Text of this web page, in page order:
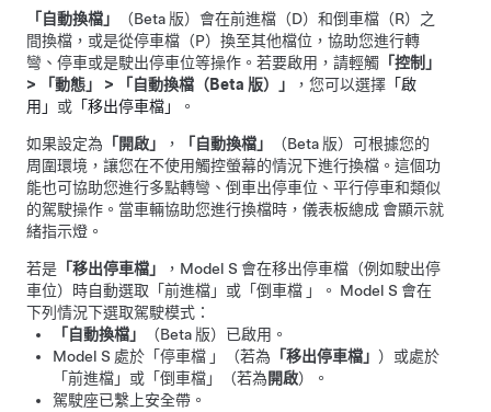
「自動換檔」
（Beta 版）會在前進檔（D）和倒車檔（R）之
間換檔，或是從停車檔（P）換至其他檔位，協助您進行轉
彎、停車或是駛出停車位等操作。若要啟用，請輕觸 「控制」
>
「動態」 > 「自動換檔（Beta 版）」 ，您可以選擇 「啟
用」 或 「移出停車檔」 。
如果設定為 「開啟」 ， 「自動換檔」
（Beta 版）可根據您的
周圍環境，讓您在不使用觸控螢幕的情況下進行換檔。這個功
能也可協助您進行多點轉彎、倒車出停車位、平行停車和類似
的駕駛操作。當車輛協助您進行換檔時， 儀表板總成 會顯示就
緒指示燈。
若是 「移出停車檔」 ， Model S 會在移出停車檔（例如駛出停
車位）時自動選取「前進檔」或「倒車檔 」。 Model S 會在
下列情況下選取駕駛模式：
「自動換檔」
（Beta 版）已啟用。
Model S 處於「停車檔 」（若為 「移出停車檔」 ）或處於
「前進檔」或「倒車檔」（若為開啟）。
駕駛座已繫上安全帶。